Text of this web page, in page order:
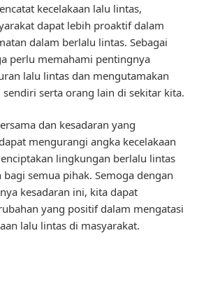
kecelakaan lalu lintas,
dapat lebih proaktif dalam
dalam berlalu lintas. Sebagai
perlu memahami pentingnya
lalu lintas dan mengutamakan
serta orang lain di sekitar kita.
dan kesadaran yang
mengurangi angka kecelakaan
lingkungan berlalu lintas
semua pihak. Semoga dengan
kesadaran ini, kita dapat
yang positif dalam mengatasi
lalu lintas di masyarakat.